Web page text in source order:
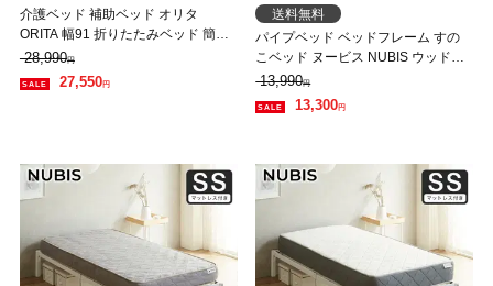
介護ベッド 補助ベッド オリタ
ORITA 幅91 折りたたみベッド 簡単
組立 コンパクト 撥水カバー 防汚 マ
ットレス付 手すり付き キャスター
付 サイドポケット付
28,990円
27,550円
送料無料
パイプベッド ベッドフレーム すの
こベッド ヌービス NUBIS ウッドス
プリング アイアンベッド スチール
ベッド 体圧分散 セミシングル ホワ
イト フレームのみ
13,990円
13,300円